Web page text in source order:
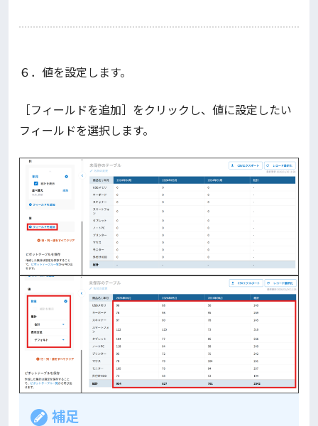
６．値を設定します。
［フィールドを追加］をクリックし、値に設定したい
フィールドを選択します。
補足